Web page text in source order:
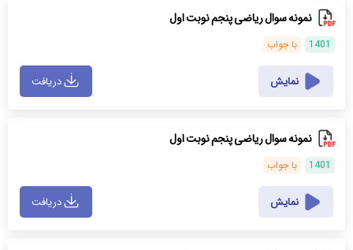
نمونه سوال ریاضی پنجم نوبت اول
1401 با جواب
نمایش دریافت
نمونه سوال ریاضی پنجم نوبت اول
1401 با جواب
نمایش دریافت